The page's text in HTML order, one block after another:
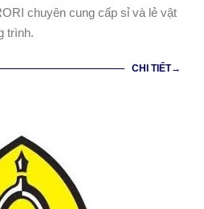
chuyên cung cấp sỉ và lẻ vật
trình.
CHI TIẾT→